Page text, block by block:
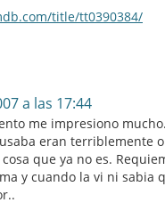
title/tt0390384/
a las 17:44
me impresiono
eran terriblemente
que ya no es.
y cuando la vi ni sabia